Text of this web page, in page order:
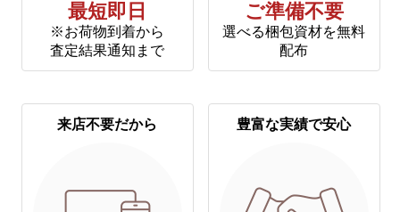
最短即日
※お荷物到着から
査定結果通知まで
ご準備不要
選べる梱包資材を無料
配布
来店不要だから 豊富な実績で安心